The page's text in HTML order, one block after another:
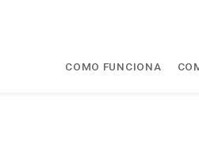
COMO FUNCIONA